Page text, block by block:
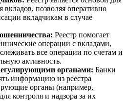
вкладов, позволяя оперативно
вкладчикам в случае
Реестр помогает
операции с вкладами,
все операции по счетам и
активность.
органами: Банки
информацию из реестра
органы (например,
контроля и надзора за их